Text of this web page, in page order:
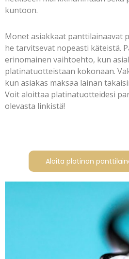
kuntoon.
Monet asiakkaat panttilainaavat
he tarvitsevat nopeasti käteistä.
erinomainen vaihtoehto, kun
platinatuotteistaan kokonaan.
kun asiakas maksaa lainan
Voit aloittaa platinatuotteidesi
olevasta linkistä!
Aloita platinan